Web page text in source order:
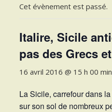
Cet évènement est passé.
Italire, Sicile
pas des Grecs
16 avril 2016 @ 15 h 00 min
La Sicile, carrefour dans
sur son sol de nombreux